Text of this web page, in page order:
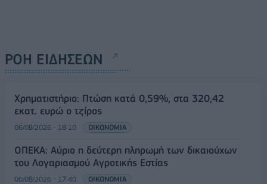
ΡΟΗ ΕΙΔΗΣΕΩΝ
Χρηματιστήριο: Πτώση κατά 0,59%, στα 320,42
εκατ. ευρώ ο τζίρος
06/08/2026 - 18:10 ΟΙΚΟΝΟΜΙΑ
ΟΠΕΚΑ: Αύριο η δεύτερη πληρωμή των δικαιούχων
του Λογαριασμού Αγροτικής Εστίας
06/08/2026 - 17:40 ΟΙΚΟΝΟΜΙΑ